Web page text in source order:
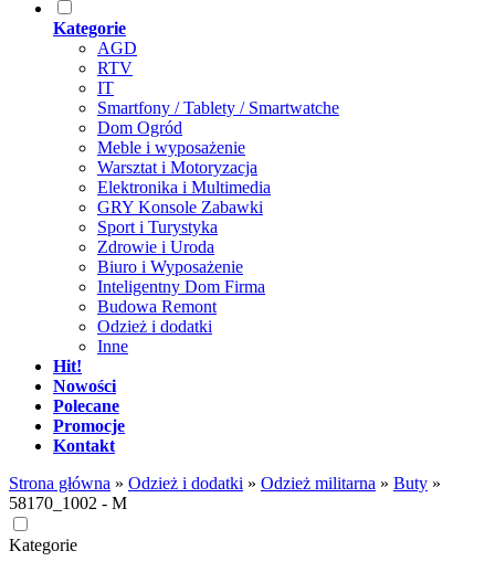
Kategorie
AGD
RTV
IT
Smartfony / Tablety / Smartwatche
Dom Ogród
Meble i wyposażenie
Warsztat i Motoryzacja
Elektronika i Multimedia
GRY Konsole Zabawki
Sport i Turystyka
Zdrowie i Uroda
Biuro i Wyposażenie
Inteligentny Dom Firma
Budowa Remont
Odzież i dodatki
Inne
Hit!
Nowości
Polecane
Promocje
Kontakt
Strona główna » Odzież i dodatki » Odzież militarna » Buty »
58170_1002 - M
Kategorie